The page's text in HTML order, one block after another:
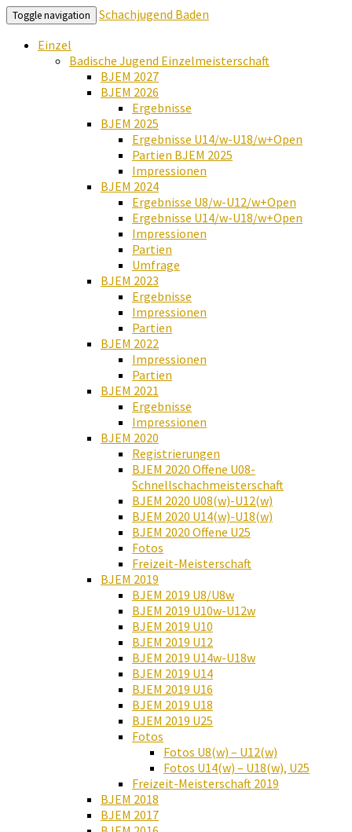
Toggle navigation
Schachjugend Baden
Einzel
Badische Jugend Einzelmeisterschaft
BJEM 2027
BJEM 2026
Ergebnisse
BJEM 2025
Ergebnisse U14/w-U18/w+Open
Partien BJEM 2025
Impressionen
BJEM 2024
Ergebnisse U8/w-U12/w+Open
Ergebnisse U14/w-U18/w+Open
Impressionen
Partien
Umfrage
BJEM 2023
Ergebnisse
Impressionen
Partien
BJEM 2022
Impressionen
Partien
BJEM 2021
Ergebnisse
Impressionen
BJEM 2020
Registrierungen
BJEM 2020 Offene U08-
Schnellschachmeisterschaft
BJEM 2020 U08(w)-U12(w)
BJEM 2020 U14(w)-U18(w)
BJEM 2020 Offene U25
Fotos
Freizeit-Meisterschaft
BJEM 2019
BJEM 2019 U8/U8w
BJEM 2019 U10w-U12w
BJEM 2019 U10
BJEM 2019 U12
BJEM 2019 U14w-U18w
BJEM 2019 U14
BJEM 2019 U16
BJEM 2019 U18
BJEM 2019 U25
Fotos
Fotos U8(w) – U12(w)
Fotos U14(w) – U18(w), U25
Freizeit-Meisterschaft 2019
BJEM 2018
BJEM 2017